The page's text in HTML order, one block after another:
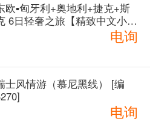
欧▪匈牙利+奥地利+捷克+斯
6日轻奢之旅【精致中文小
布达佩斯上 维也纳下> [编电询
士风情游（慕尼黑线） [编
电询